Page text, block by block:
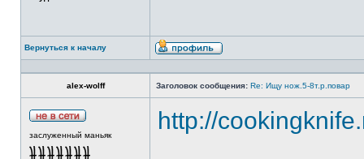
Вернуться к началу
alex-wolff Заголовок сообщения: Re: Ищу нож.5-8т.р.повар
заслуженный маньяк
http://